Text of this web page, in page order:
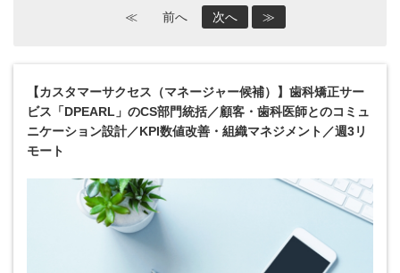
≪ 前へ 次へ ≫
【カスタマーサクセス（マネージャー候補）】歯科矯正サー
ビス「DPEARL」のCS部門統括／顧客・歯科医師とのコミュ
ニケーション設計／KPI数値改善・組織マネジメント／週3リ
モート